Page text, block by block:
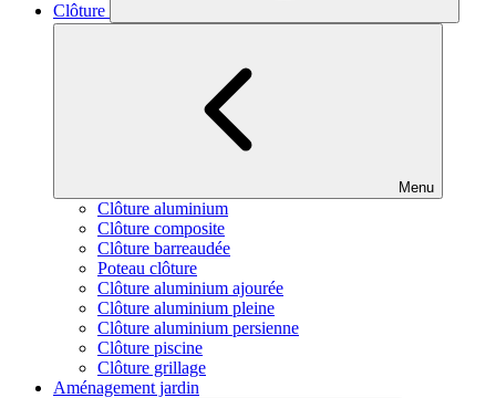
Clôture
Menu
Clôture aluminium
Clôture composite
Clôture barreaudée
Poteau clôture
Clôture aluminium ajourée
Clôture aluminium pleine
Clôture aluminium persienne
Clôture piscine
Clôture grillage
Aménagement jardin